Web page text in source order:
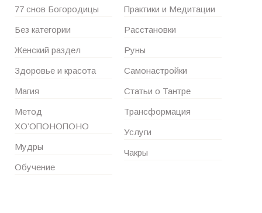
77 снов Богородицы
Без категории
Женский раздел
Здоровье и красота
Магия
Метод
ХО’ОПОНОПОНО
Мудры
Обучение
Практики и Медитации
Расстановки
Руны
Самонастройки
Статьи о Тантре
Трансформация
Услуги
Чакры